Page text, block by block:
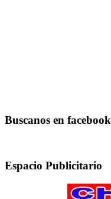
Buscanos en facebook
Espacio Publicitario